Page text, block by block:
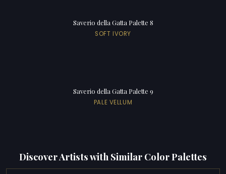
Saverio della Gatta Palette 8
SOFT IVORY
Saverio della Gatta Palette 9
PALE VELLUM
Discover Artists with Similar Color Palettes